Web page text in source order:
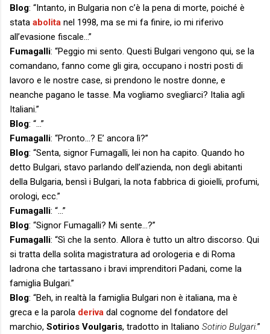
Blog: “Intanto, in Bulgaria non c’è la pena di morte, poiché è
stata abolita nel 1998, ma se mi fa finire, io mi riferivo
all’evasione fiscale…”
Fumagalli: “Peggio mi sento. Questi Bulgari vengono qui, se la
comandano, fanno come gli gira, occupano i nostri posti di
lavoro e le nostre case, si prendono le nostre donne, e
neanche pagano le tasse. Ma vogliamo svegliarci? Italia agli
Italiani.”
Blog: “…”
Fumagalli: “Pronto…? E’ ancora lì?”
Blog: “Senta, signor Fumagalli, lei non ha capito. Quando ho
detto Bulgari, stavo parlando dell’azienda, non degli abitanti
della Bulgaria, bensì i Bulgari, la nota fabbrica di gioielli, profumi,
orologi, ecc.”
Fumagalli: “…”
Blog: “Signor Fumagalli? Mi sente…?”
Fumagalli: “Sì che la sento. Allora è tutto un altro discorso. Qui
si tratta della solita magistratura ad orologeria e di Roma
ladrona che tartassano i bravi imprenditori Padani, come la
famiglia Bulgari.”
Blog: “Beh, in realtà la famiglia Bulgari non è italiana, ma è
greca e la parola deriva dal cognome del fondatore del
marchio, Sotirios Voulgaris, tradotto in Italiano Sotirio Bulgari.”